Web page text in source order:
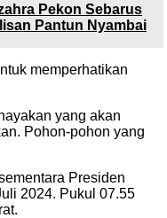
Pekon Sebarus
Pantun Nyambai
memperhatikan
yang akan
Pohon-pohon yang
Presiden
2024. Pukul 07.55